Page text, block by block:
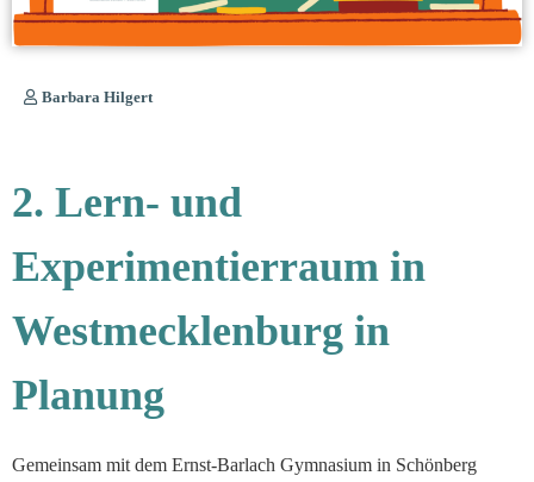
Barbara Hilgert
2. Lern- und
Experimentierraum in
Westmecklenburg in
Planung
Gemeinsam mit dem Ernst-Barlach Gymnasium in Schönberg